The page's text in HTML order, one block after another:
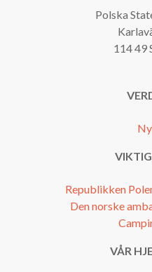
Polska
114 49
Republikken
Den norske
VÅR